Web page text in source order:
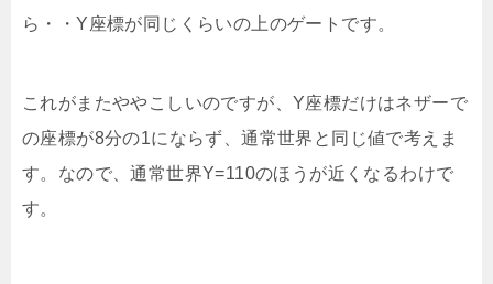
ら・・Y座標が同じくらいの上のゲートです。
これがまたややこしいのですが、Y座標だけはネザーで
の座標が8分の1にならず、通常世界と同じ値で考えま
す。なので、通常世界Y=110のほうが近くなるわけで
す。